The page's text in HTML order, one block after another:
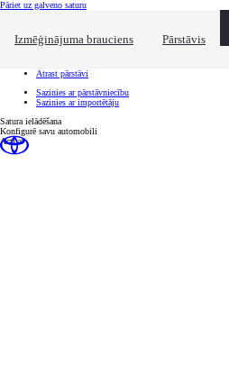
Pāriet uz galveno saturu(Nospied "Enter")
Izmēģinājuma brauciens Pārstāvis
Ātrā atlase
Uzklikšķini, lai aizvērtu pārklājumu
Atrast pārstāvi
Sazinies ar pārstāvniecību
Sazinies ar importētāju
Satura ielādēšana
Konfigurē savu automobili
Active